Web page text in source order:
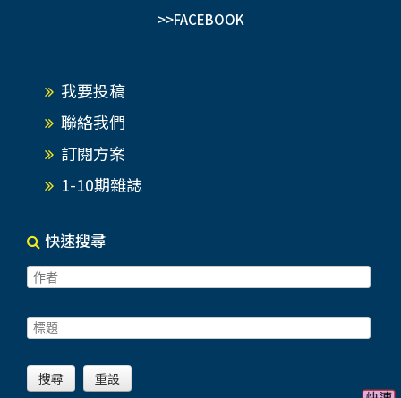
>>FACEBOOK
我要投稿
聯絡我們
訂閱方案
1-10期雜誌
快速搜尋